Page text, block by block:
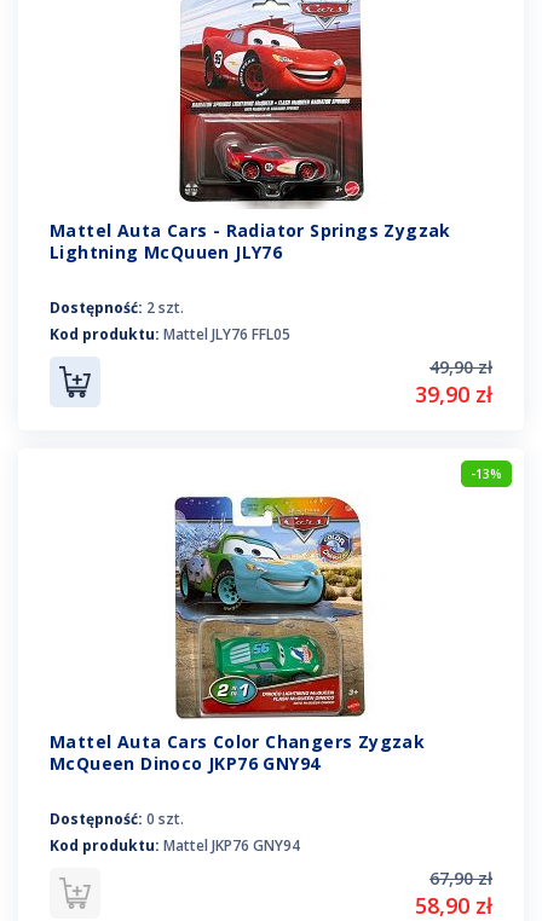
Mattel Auta Cars - Radiator Springs Zygzak
Lightning McQuuen JLY76
Dostępność: 2 szt.
Kod produktu: Mattel JLY76 FFL05
49,90 zł
39,90 zł
-13%
Mattel Auta Cars Color Changers Zygzak
McQueen Dinoco JKP76 GNY94
Dostępność: 0 szt.
Kod produktu: Mattel JKP76 GNY94
67,90 zł
58,90 zł